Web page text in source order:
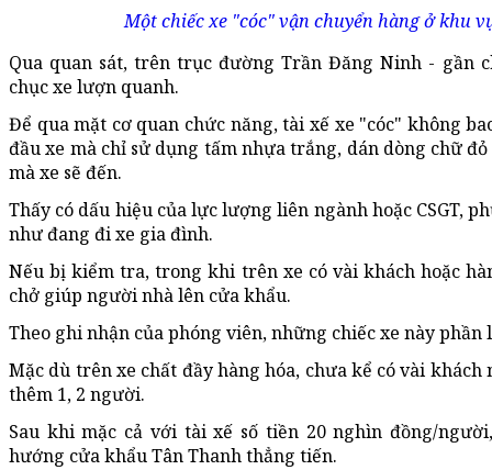
Một chiếc xe "cóc" vận chuyển hàng ở khu
Qua quan sát, trên trục đường Trần Đăng Ninh - gần
chục xe lượn quanh.
Để qua mặt cơ quan chức năng, tài xế xe "cóc" không
đầu xe mà chỉ sử dụng tấm nhựa trắng, dán dòng chữ
mà xe sẽ đến.
Thấy có dấu hiệu của lực lượng liên ngành hoặc CSGT,
như đang đi xe gia đình.
Nếu bị kiểm tra, trong khi trên xe có vài khách hoặc
chở giúp người nhà lên cửa khẩu.
Theo ghi nhận của phóng viên, những chiếc xe này phần
Mặc dù trên xe chất đầy hàng hóa, chưa kể có vài
thêm 1, 2 người.
Sau khi mặc cả với tài xế số tiền 20 nghìn đồng/
hướng cửa khẩu Tân Thanh thẳng tiến.